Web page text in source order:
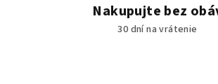
Nakupujte bez
30 dní na vrátenie